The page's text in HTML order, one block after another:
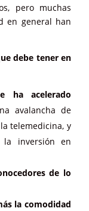
pero muchas
en general han
debe tener en
ha acelerado
avalancha de
telemedicina, y
inversión en
de lo
la comodidad